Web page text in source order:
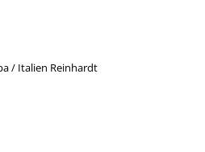
/ Italien Reinhardt